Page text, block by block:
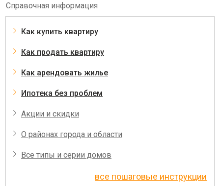
Справочная информация
Как купить квартиру
Как продать квартиру
Как арендовать жилье
Ипотека без проблем
Акции и скидки
О районах города и области
Все типы и серии домов
все пошаговые инструкции